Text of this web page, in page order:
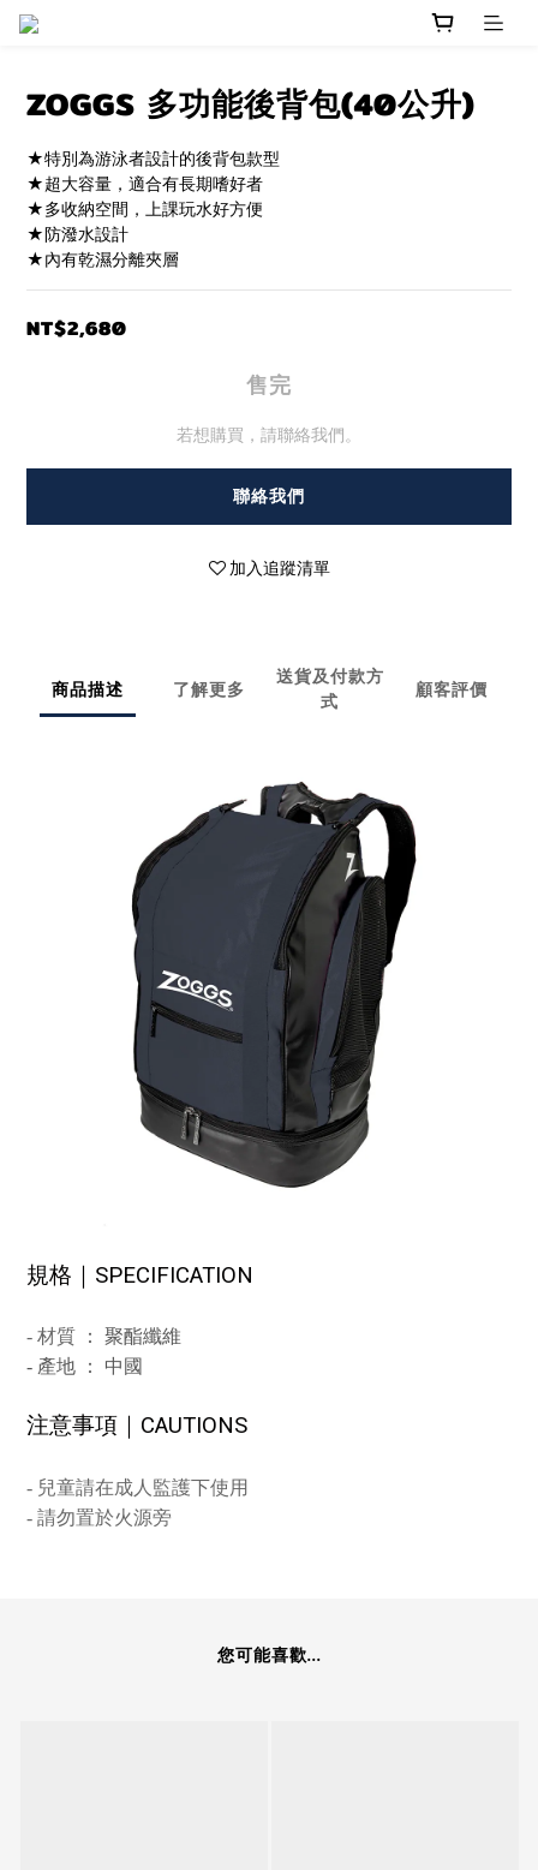
ZOGGS 多功能後背包(40公升)
★特別為游泳者設計的後背包款型
★超大容量，適合有長期嗜好者
★多收納空間，上課玩水好方便
★防潑水設計
★內有乾濕分離夾層
NT$2,680
售完
若想購買，請聯絡我們。
聯絡我們
加入追蹤清單
商品描述 了解更多
送貨及付款方
式
顧客評價
規格｜ SPECIFICATION
- 材質 ： 聚酯纖維
- 產地 ： 中國
注意事項｜ CAUTIONS
- 兒童請在成人監護下使用
- 請勿置於火源旁
您可能喜歡...